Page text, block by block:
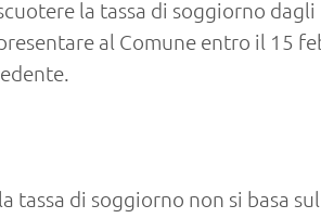
la tassa di soggiorno dagli
al Comune entro il 15
di soggiorno non si basa